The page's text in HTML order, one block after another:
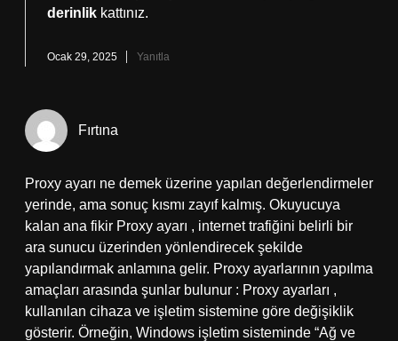
derinlik kattınız.
Ocak 29, 2025 Yanıtla
Fırtına
Proxy ayarı ne demek üzerine yapılan değerlendirmeler
yerinde, ama sonuç kısmı zayıf kalmış. Okuyucuya
kalan ana fikir Proxy ayarı , internet trafiğini belirli bir
ara sunucu üzerinden yönlendirecek şekilde
yapılandırmak anlamına gelir. Proxy ayarlarının yapılma
amaçları arasında şunlar bulunur : Proxy ayarları ,
kullanılan cihaza ve işletim sistemine göre değişiklik
gösterir. Örneğin, Windows işletim sisteminde “Ağ ve